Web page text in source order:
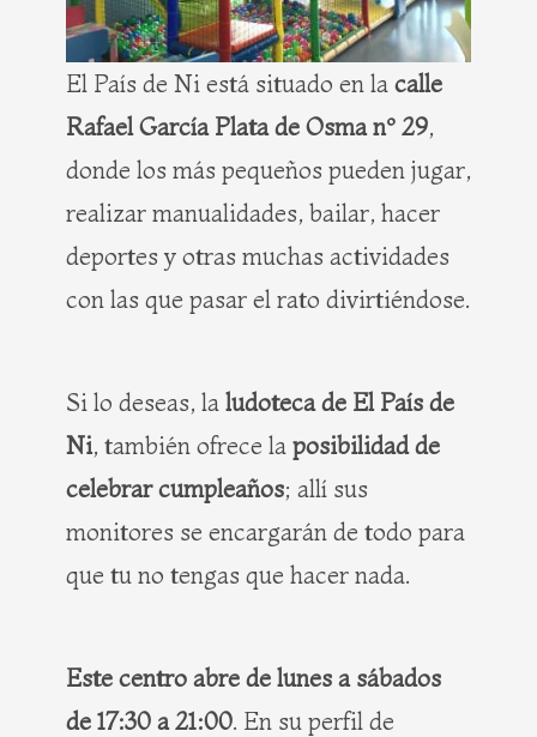
El País de Ni está situado en la calle
Rafael García Plata de Osma nº 29,
donde los más pequeños pueden jugar,
realizar manualidades, bailar, hacer
deportes y otras muchas actividades
con las que pasar el rato divirtiéndose.
Si lo deseas, la ludoteca de El País de
Ni, también ofrece la posibilidad de
celebrar cumpleaños; allí sus
monitores se encargarán de todo para
que tu no tengas que hacer nada.
Este centro abre de lunes a sábados
de 17:30 a 21:00. En su perfil de